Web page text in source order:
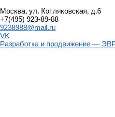
Москва, ул. Котляковская, д.6
+7(495) 923-89-88
9238988@mail.ru
VK
Разработка и продвижение —